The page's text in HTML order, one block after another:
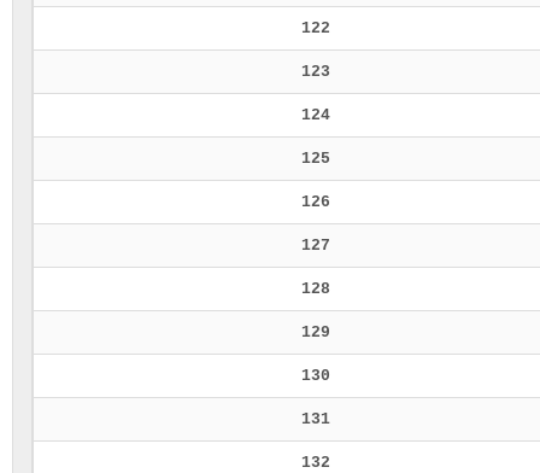
122
123
124
125
126
127
128
129
130
131
132